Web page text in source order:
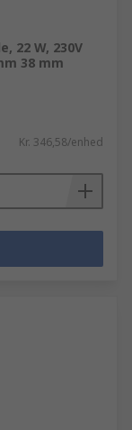
22 W, 230V
38 mm
Kr. 346,58/enhed